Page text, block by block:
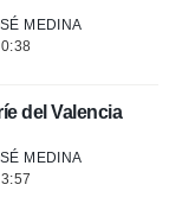
MEDINA
del Valencia
MEDINA